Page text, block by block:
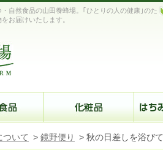
自然食品の山田養蜂場。｢ひとりの人の健康｣のた
お届けいたします。
ついて > 鏡野便り > 秋の日差しを浴びて